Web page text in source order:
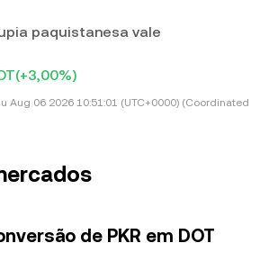
paquistanesa vale
(+3,00%)
Aug 06 2026 10:51:01 (UTC+0000) (Coordinated
de PKR em DOT